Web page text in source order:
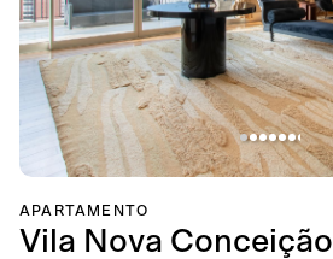
APARTAMENTO
Vila Nova Conceição